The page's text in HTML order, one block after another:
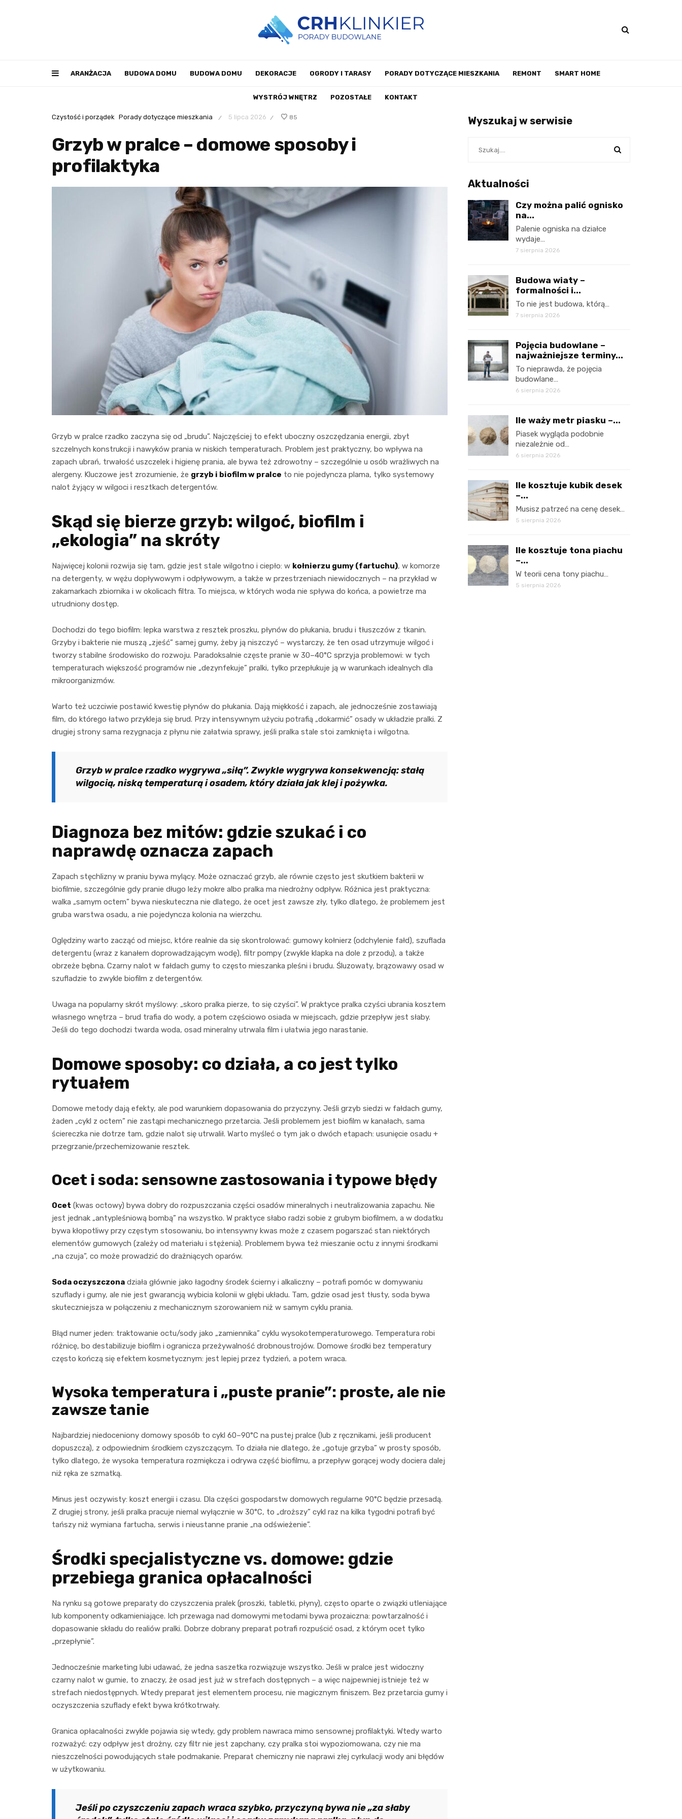
ARANŻACJA BUDOWA DOMU BUDOWA DOMU DEKORACJE OGRODY I TARASY PORADY DOTYCZĄCE MIESZKANIA REMONT SMART HOME
WYSTRÓJ WNĘTRZ POZOSTAŁE KONTAKT
Czystość i porządek Porady dotyczące mieszkania / 5 lipca 2026 / 85
Grzyb w pralce – domowe sposoby i
profilaktyka
Grzyb w pralce rzadko zaczyna się od „brudu”. Najczęściej to efekt uboczny oszczędzania energii, zbyt
szczelnych konstrukcji i nawyków prania w niskich temperaturach. Problem jest praktyczny, bo wpływa na
zapach ubrań, trwałość uszczelek i higienę prania, ale bywa też zdrowotny – szczególnie u osób wrażliwych na
alergeny. Kluczowe jest zrozumienie, że grzyb i biofilm w pralce to nie pojedyncza plama, tylko systemowy
nalot żyjący w wilgoci i resztkach detergentów.
Skąd się bierze grzyb: wilgoć, biofilm i
„ekologia” na skróty
Najwięcej kolonii rozwija się tam, gdzie jest stale wilgotno i ciepło: w kołnierzu gumy (fartuchu), w komorze
na detergenty, w wężu dopływowym i odpływowym, a także w przestrzeniach niewidocznych – na przykład w
zakamarkach zbiornika i w okolicach filtra. To miejsca, w których woda nie spływa do końca, a powietrze ma
utrudniony dostęp.
Dochodzi do tego biofilm: lepka warstwa z resztek proszku, płynów do płukania, brudu i tłuszczów z tkanin.
Grzyby i bakterie nie muszą „zjeść” samej gumy, żeby ją niszczyć – wystarczy, że ten osad utrzymuje wilgoć i
tworzy stabilne środowisko do rozwoju. Paradoksalnie częste pranie w 30–40°C sprzyja problemowi: w tych
temperaturach większość programów nie „dezynfekuje” pralki, tylko przepłukuje ją w warunkach idealnych dla
mikroorganizmów.
Warto też uczciwie postawić kwestię płynów do płukania. Dają miękkość i zapach, ale jednocześnie zostawiają
film, do którego łatwo przykleja się brud. Przy intensywnym użyciu potrafią „dokarmić” osady w układzie pralki. Z
drugiej strony sama rezygnacja z płynu nie załatwia sprawy, jeśli pralka stale stoi zamknięta i wilgotna.
Grzyb w pralce rzadko wygrywa „siłą”. Zwykle wygrywa konsekwencją: stałą
wilgocią, niską temperaturą i osadem, który działa jak klej i pożywka.
Diagnoza bez mitów: gdzie szukać i co
naprawdę oznacza zapach
Zapach stęchlizny w praniu bywa mylący. Może oznaczać grzyb, ale równie często jest skutkiem bakterii w
biofilmie, szczególnie gdy pranie długo leży mokre albo pralka ma niedrożny odpływ. Różnica jest praktyczna:
walka „samym octem” bywa nieskuteczna nie dlatego, że ocet jest zawsze zły, tylko dlatego, że problemem jest
gruba warstwa osadu, a nie pojedyncza kolonia na wierzchu.
Oględziny warto zacząć od miejsc, które realnie da się skontrolować: gumowy kołnierz (odchylenie fałd), szuflada
detergentu (wraz z kanałem doprowadzającym wodę), filtr pompy (zwykle klapka na dole z przodu), a także
obrzeże bębna. Czarny nalot w fałdach gumy to często mieszanka pleśni i brudu. Śluzowaty, brązowawy osad w
szufladzie to zwykle biofilm z detergentów.
Uwaga na popularny skrót myślowy: „skoro pralka pierze, to się czyści”. W praktyce pralka czyści ubrania kosztem
własnego wnętrza – brud trafia do wody, a potem częściowo osiada w miejscach, gdzie przepływ jest słaby.
Jeśli do tego dochodzi twarda woda, osad mineralny utrwala film i ułatwia jego narastanie.
Domowe sposoby: co działa, a co jest tylko
rytuałem
Domowe metody dają efekty, ale pod warunkiem dopasowania do przyczyny. Jeśli grzyb siedzi w fałdach gumy,
żaden „cykl z octem” nie zastąpi mechanicznego przetarcia. Jeśli problemem jest biofilm w kanałach, sama
ściereczka nie dotrze tam, gdzie nalot się utrwalił. Warto myśleć o tym jak o dwóch etapach: usunięcie osadu +
przegrzanie/przechemizowanie resztek.
Ocet i soda: sensowne zastosowania i typowe błędy
Ocet (kwas octowy) bywa dobry do rozpuszczania części osadów mineralnych i neutralizowania zapachu. Nie
jest jednak „antypleśniową bombą” na wszystko. W praktyce słabo radzi sobie z grubym biofilmem, a w dodatku
bywa kłopotliwy przy częstym stosowaniu, bo intensywny kwas może z czasem pogarszać stan niektórych
elementów gumowych (zależy od materiału i stężenia). Problemem bywa też mieszanie octu z innymi środkami
„na czuja”, co może prowadzić do drażniących oparów.
Soda oczyszczona działa głównie jako łagodny środek ścierny i alkaliczny – potrafi pomóc w domywaniu
szuflady i gumy, ale nie jest gwarancją wybicia kolonii w głębi układu. Tam, gdzie osad jest tłusty, soda bywa
skuteczniejsza w połączeniu z mechanicznym szorowaniem niż w samym cyklu prania.
Błąd numer jeden: traktowanie octu/sody jako „zamiennika” cyklu wysokotemperaturowego. Temperatura robi
różnicę, bo destabilizuje biofilm i ogranicza przeżywalność drobnoustrojów. Domowe środki bez temperatury
często kończą się efektem kosmetycznym: jest lepiej przez tydzień, a potem wraca.
Wysoka temperatura i „puste pranie”: proste, ale nie
zawsze tanie
Najbardziej niedoceniony domowy sposób to cykl 60–90°C na pustej pralce (lub z ręcznikami, jeśli producent
dopuszcza), z odpowiednim środkiem czyszczącym. To działa nie dlatego, że „gotuje grzyba” w prosty sposób,
tylko dlatego, że wysoka temperatura rozmiękcza i odrywa część biofilmu, a przepływ gorącej wody dociera dalej
niż ręka ze szmatką.
Minus jest oczywisty: koszt energii i czasu. Dla części gospodarstw domowych regularne 90°C będzie przesadą.
Z drugiej strony, jeśli pralka pracuje niemal wyłącznie w 30°C, to „droższy” cykl raz na kilka tygodni potrafi być
tańszy niż wymiana fartucha, serwis i nieustanne pranie „na odświeżenie”.
Środki specjalistyczne vs. domowe: gdzie
przebiega granica opłacalności
Na rynku są gotowe preparaty do czyszczenia pralek (proszki, tabletki, płyny), często oparte o związki utleniające
lub komponenty odkamieniające. Ich przewaga nad domowymi metodami bywa prozaiczna: powtarzalność i
dopasowanie składu do realiów pralki. Dobrze dobrany preparat potrafi rozpuścić osad, z którym ocet tylko
„przepłynie”.
Jednocześnie marketing lubi udawać, że jedna saszetka rozwiązuje wszystko. Jeśli w pralce jest widoczny
czarny nalot w gumie, to znaczy, że osad jest już w strefach dostępnych – a więc najpewniej istnieje też w
strefach niedostępnych. Wtedy preparat jest elementem procesu, nie magicznym finiszem. Bez przetarcia gumy i
oczyszczenia szuflady efekt bywa krótkotrwały.
Granica opłacalności zwykle pojawia się wtedy, gdy problem nawraca mimo sensownej profilaktyki. Wtedy warto
rozważyć: czy odpływ jest drożny, czy filtr nie jest zapchany, czy pralka stoi wypoziomowana, czy nie ma
nieszczelności powodujących stałe podmakanie. Preparat chemiczny nie naprawi złej cyrkulacji wody ani błędów
w użytkowaniu.
Jeśli po czyszczeniu zapach wraca szybko, przyczyną bywa nie „za słaby
Wyszukaj w serwisie
Aktualności
Czy można palić ognisko
na...
Palenie ogniska na działce
wydaje…
7 sierpnia 2026
Budowa wiaty –
formalności i...
To nie jest budowa, którą…
7 sierpnia 2026
Pojęcia budowlane –
najważniejsze terminy...
To nieprawda, że pojęcia
budowlane…
6 sierpnia 2026
Ile waży metr piasku –...
Piasek wygląda podobnie
niezależnie od…
6 sierpnia 2026
Ile kosztuje kubik desek
–...
Musisz patrzeć na cenę desek…
5 sierpnia 2026
Ile kosztuje tona piachu
–...
W teorii cena tony piachu…
5 sierpnia 2026